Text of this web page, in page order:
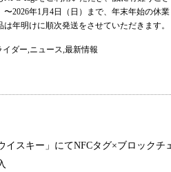
〜2026年1月4日（日）まで、年末年始の
は年明けに順次発送をさせていただきます
イダー,ニュース,最新情報
イスキー」にてNFCタグ×ブロックチ